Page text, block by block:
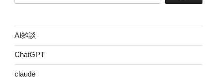
AI雑談
ChatGPT
claude